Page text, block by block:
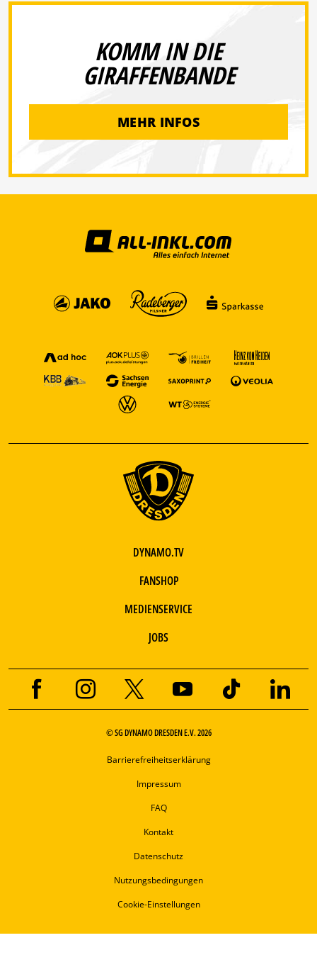
KOMM IN DIE
GIRAFFENBANDE
MEHR INFOS
DYNAMO.TV
FANSHOP
MEDIENSERVICE
JOBS
© SG DYNAMO DRESDEN E.V. 2026
Barrierefreiheitserklärung
Impressum
FAQ
Kontakt
Datenschutz
Nutzungsbedingungen
Cookie-Einstellungen